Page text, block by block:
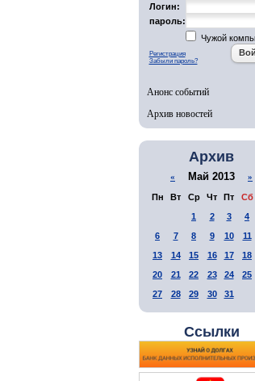
Логин:
пароль:
Чужой
Регистрация
Забыли пароль?
Анонс событий
Архив новостей
Архив
« Май 2013 »
Пн Вт Ср Чт Пт Сб
1
2 3 4
6
7 8 9 10 11
13
14 15 16 17 18
20
21 22 23 24 25
27
28 29 30 31
Ссылки